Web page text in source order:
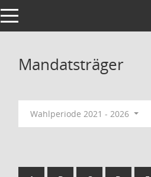
Toggle navigation
Mandatsträger
Wahlperiode 2021 - 2026